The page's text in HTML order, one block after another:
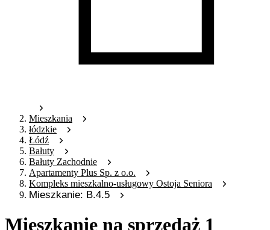
Mieszkania
łódzkie
Łódź
Bałuty
Bałuty Zachodnie
Apartamenty Plus Sp. z o.o.
Kompleks mieszkalno-usługowy Ostoja Seniora
Mieszkanie: B.4.5
Mieszkanie na sprzedaż 1